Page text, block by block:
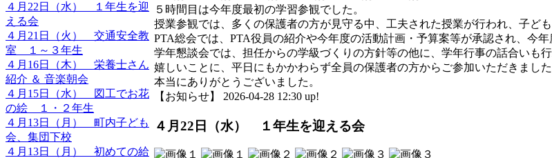
４月22日（水） １年生を迎
える会
４月21日（火） 交通安全教
室 １～３年生
４月16日（木） 栄養士さん
紹介 ＆ 音楽朝会
４月15日（水） 図工でお花
の絵 １・２年生
４月13日（月） 町内子ども
会、集団下校
４月13日（月） 初めての給
５時間目は今年度最初の学習参観でした。
授業参観では、多くの保護者の方が見守る中、工夫された授業が行われ、子ど
PTA総会では、PTA役員の紹介や今年度の活動計画・予算案等が承認され、今年
学年懇談会では、担任からの学級づくりの方針等の他に、学年行事の話合いも行
嬉しいことに、平日にもかかわらず全員の保護者の方からご参加いただきました
本当にありがとうございました。
【お知らせ】 2026-04-28 12:30 up!
４月22日（水） １年生を迎える会